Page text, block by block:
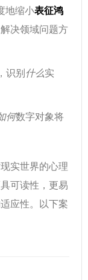
地缩小表征鸿
决领域问题方
识别什么实
何数字对象将
实世界的心理
可读性，更易
应性。以下案